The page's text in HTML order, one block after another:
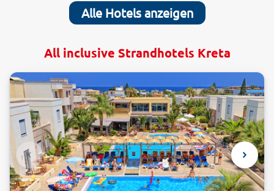
Alle Hotels anzeigen
All inclusive Strandhotels Kreta